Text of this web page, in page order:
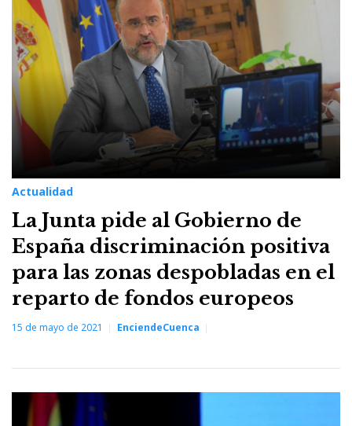
Actualidad
La Junta pide al Gobierno de
España discriminación positiva
para las zonas despobladas en el
reparto de fondos europeos
15 de mayo de 2021 EnciendeCuenca